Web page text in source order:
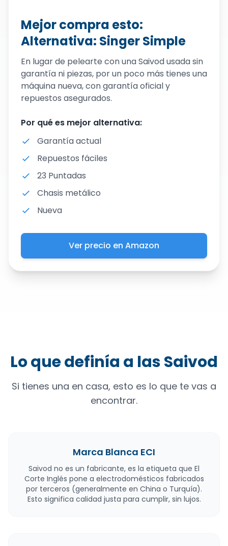
Mejor compra esto:
Alternativa: Singer Simple
En lugar de pelearte con una Saivod usada sin
garantía ni piezas, por un poco más tienes una
máquina nueva, con garantía oficial y
repuestos asegurados.
Por qué es mejor alternativa:
Garantía actual
Repuestos fáciles
23 Puntadas
Chasis metálico
Nueva
Ver precio en Amazon
Lo que definía a las Saivod
Si tienes una en casa, esto es lo que te vas a
encontrar.
Marca Blanca ECI
Saivod no es un fabricante, es la etiqueta que El
Corte Inglés pone a electrodomésticos fabricados
por terceros (generalmente en China o Turquía).
Esto significa calidad justa para cumplir, sin lujos.